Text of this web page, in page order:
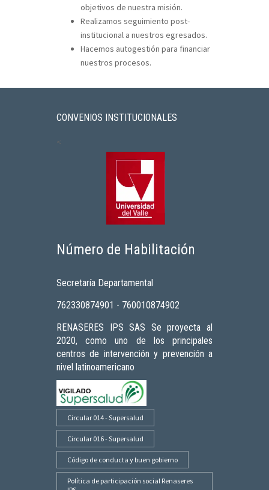
objetivos de nuestra misión.
Realizamos seguimiento post-
institucional a nuestros egresados.
Hacemos autogestión para financiar
nuestros procesos.
CONVENIOS INSTITUCIONALES
<
Número de Habilitación
Secretaría Departamental
762330874901 - 760010874902
RENASERES IPS SAS Se proyecta al
2020, como uno de los principales
centros de intervención y prevención a
nivel latinoamericano
Circular 014 - Supersalud
Circular 016 - Supersalud
Código de conducta y buen gobierno
Política de participación social Renaseres